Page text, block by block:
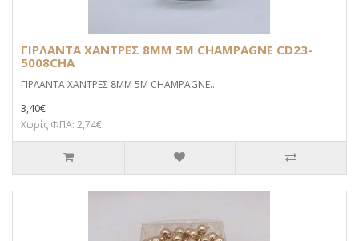
ΓΙΡΛΑΝΤΑ ΧΑΝΤΡΕΣ 8MM 5M CHAMPAGNE CD23-
5008CHA
ΓΙΡΛΑΝΤΑ ΧΑΝΤΡΕΣ 8MM 5M CHAMPAGNE..
3,40€
Χωρίς ΦΠΑ: 2,74€